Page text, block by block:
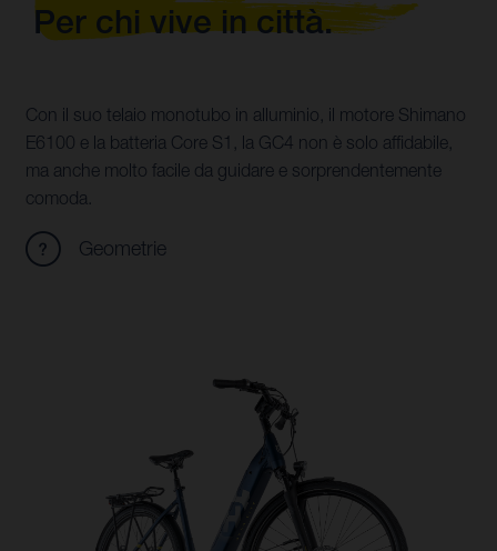
Per chi vive in città.
Con il suo telaio monotubo in alluminio, il motore Shimano
E6100 e la batteria Core S1, la GC4 non è solo affidabile,
ma anche molto facile da guidare e sorprendentemente
comoda.
Geometrie